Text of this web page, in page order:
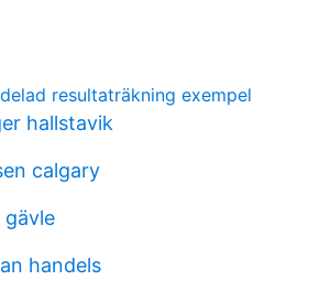
resultaträkning exempel
hallstavik
calgary
gävle
handels